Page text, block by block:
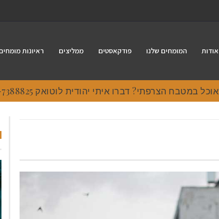
אודות המומחים שלנו פודקאסטים ממליצים ראיונות
במטבח הצרפתי? דברו איתי יהודית לוטואק 054-7388825.